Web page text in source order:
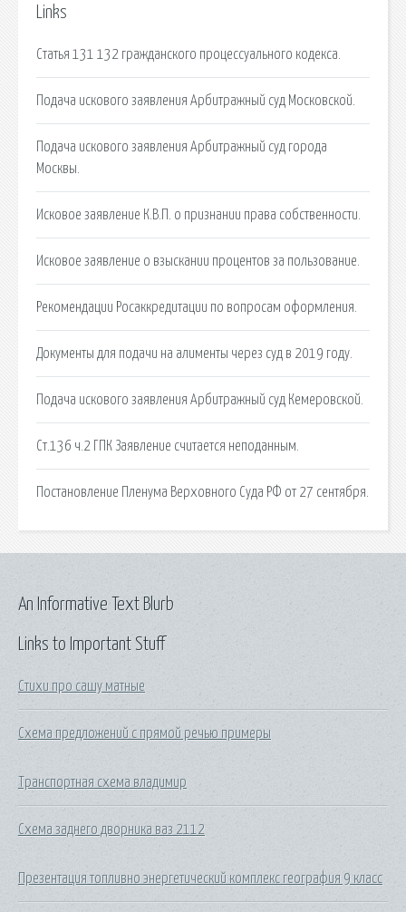
Links
Статья 131 132 гражданского процессуального кодекса.
Подача искового заявления Арбитражный суд Московской.
Подача искового заявления Арбитражный суд города
Москвы.
Исковое заявление К.В.П. о признании права собственности.
Исковое заявление о взыскании процентов за пользование.
Рекомендации Росаккредитации по вопросам оформления.
Документы для подачи на алименты через суд в 2019 году.
Подача искового заявления Арбитражный суд Кемеровской.
Ст.136 ч.2 ГПК Заявление считается неподанным.
Постановление Пленума Верховного Суда РФ от 27 сентября.
Links to Important Stuff
Стихи про сашу матные
Схема предложений с прямой речью примеры
Транспортная схема владимир
Схема заднего дворника ваз 2112
Презентация топливно энергетический комплекс география 9 класс
An Informative Text Blurb